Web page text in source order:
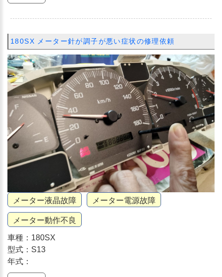
180SX メーター針が調子が悪い症状の修理依頼
メーター液晶故障 メーター電源故障
メーター動作不良
車種：180SX
型式：S13
年式：